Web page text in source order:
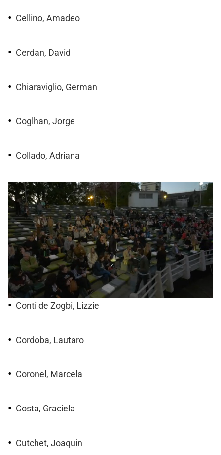
Cellino, Amadeo
Cerdan, David
Chiaraviglio, German
Coglhan, Jorge
Collado, Adriana
Conti de Zogbi, Lizzie
Cordoba, Lautaro
Coronel, Marcela
Costa, Graciela
Cutchet, Joaquin